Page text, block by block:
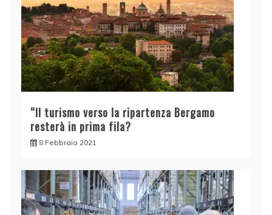
“Il turismo verso la ripartenza Bergamo
resterà in prima fila?
8 Febbraio 2021